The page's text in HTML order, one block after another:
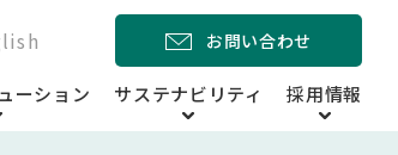
ーション サステナビリティ 採用情報
お問い合わせ